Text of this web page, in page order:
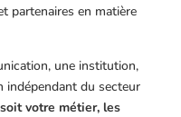
partenaires en matière
une institution,
indépendant du secteur
votre métier, les